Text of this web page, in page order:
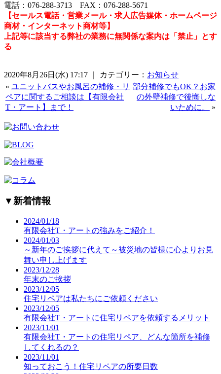
電話：076-288-3713 FAX：076-288-5671
【セールス電話・営業メール・求人広告媒体・ホームページ
商材・インターネット商材等】
上記等に該当する弊社の業務に無関係な案内は「禁止」とす
る
2020年8月26日(水) 17:17 ｜ カテゴリー： お知らせ
« ユニットバスやお風呂の補修・リ
ペアに関するご相談は【有限会社
T・アート】まで！
部分補修でもOK？お家
の外壁補修で後悔しな
いために。
»
▼新着情報
2024/01/18
有限会社T・アートの強みをご紹介！
2024/01/03
～新年のご挨拶に代えて～被災地の皆様に心よりお見
舞い申し上げます
2023/12/28
年末のご挨拶
2023/12/05
住宅リペアは私たちにご依頼ください
2023/12/05
有限会社T・アートに住宅リペアを依頼するメリット
2023/11/01
有限会社T・アートの住宅リペア、どんな箇所を補修
してくれるの？
2023/11/01
知っておこう！住宅リペアの所要日数